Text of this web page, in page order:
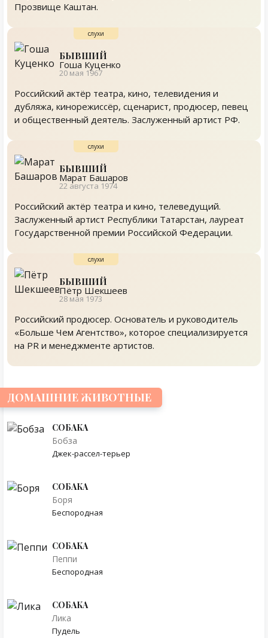
Прозвище Каштан.
БЫВШИЙ
Гоша Куценко
20 мая 1967
Российский актёр театра, кино, телевидения и
дубляжа, кинорежиссёр, сценарист, продюсер, певец
и общественный деятель. Заслуженный артист РФ.
БЫВШИЙ
Марат Башаров
22 августа 1974
Российский актёр театра и кино, телеведущий.
Заслуженный артист Республики Татарстан, лауреат
Государственной премии Российской Федерации.
БЫВШИЙ
Пётр Шекшеев
28 мая 1973
Российский продюсер. Основатель и руководитель
«Больше Чем Агентство», которое специализируется
на PR и менеджменте артистов.
ДОМАШНИЕ ЖИВОТНЫЕ
СОБАКА
Бобза
Джек-рассел-терьер
СОБАКА
Боря
Беспородная
СОБАКА
Пеппи
Беспородная
СОБАКА
Лика
Пудель